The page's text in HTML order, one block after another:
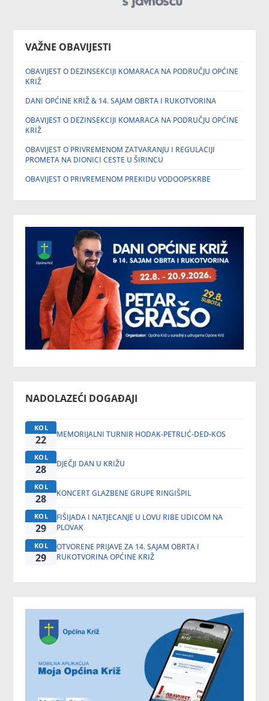
VAŽNE OBAVIJESTI
OBAVIJEST O DEZINSEKCIJI KOMARACA NA PODRUČJU OPĆINE
KRIŽ
DANI OPĆINE KRIŽ & 14. SAJAM OBRTA I RUKOTVORINA
OBAVIJEST O DEZINSEKCIJI KOMARACA NA PODRUČJU OPĆINE
KRIŽ
OBAVIJEST O PRIVREMENOM ZATVARANJU I REGULACIJI
PROMETA NA DIONICI CESTE U ŠIRINCU
OBAVIJEST O PRIVREMENOM PREKIDU VODOOPSKRBE
NADOLAZEĆI DOGAĐAJI
KOL
22 MEMORIJALNI TURNIR HODAK-PETRLIĆ-DED-KOS
KOL
28 DJEČJI DAN U KRIŽU
KOL
28 KONCERT GLAZBENE GRUPE RINGIŠPIL
KOL
29
FIŠIJADA I NATJECANJE U LOVU RIBE UDICOM NA
PLOVAK
KOL
29
OTVORENE PRIJAVE ZA 14. SAJAM OBRTA I
RUKOTVORINA OPĆINE KRIŽ